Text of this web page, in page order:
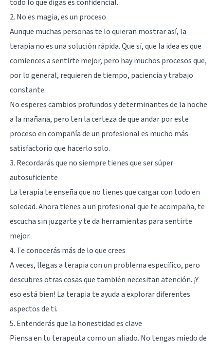
todo lo que digas es confidencial.
2. No es magia, es un proceso
Aunque muchas personas te lo quieran mostrar así, la
terapia no es una solución rápida. Que sí, que la idea es que
comiences a sentirte mejor, pero hay muchos procesos que,
por lo general, requieren de tiempo, paciencia y trabajo
constante.
No esperes cambios profundos y determinantes de la noche
a la mañana, pero ten la certeza de que andar por este
proceso en compañía de un profesional es mucho más
satisfactorio que hacerlo solo.
3. Recordarás que no siempre tienes que ser súper
autosuficiente
La terapia te enseña que no tienes que cargar con todo en
soledad. Ahora tienes a un profesional que te acompaña, te
escucha sin juzgarte y te da herramientas para sentirte
mejor.
4. Te conocerás más de lo que crees
A veces, llegas a terapia con un problema específico, pero
descubres otras cosas que también necesitan atención. ¡Y
eso está bien! La terapia te ayuda a explorar diferentes
aspectos de ti.
5. Entenderás que la honestidad es clave
Piensa en tu terapeuta como un aliado. No tengas miedo de